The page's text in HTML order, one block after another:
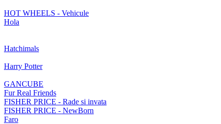
HOT WHEELS - Vehicule
Hola
Hatchimals
Harry Potter
GANCUBE
Fur Real Friends
FISHER PRICE - Rade si invata
FISHER PRICE - NewBorn
Faro